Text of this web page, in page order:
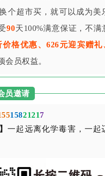
个超市买，就可以成为美
90天100%满意保证，不满
价格优惠、626元迎宾赠礼
会员权益。
员邀请
15821217
一起远离化学毒害，一起